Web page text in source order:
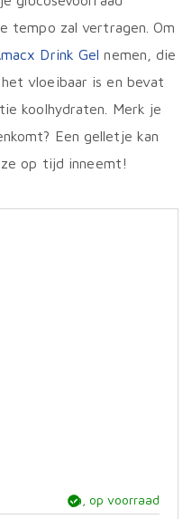
tempo zal vertragen. Om
Drink Gel nemen, die
vloeibaar is en bevat
koolhydraten. Merk je
Een gelletje kan
op tijd inneemt!
ja, op voorraad